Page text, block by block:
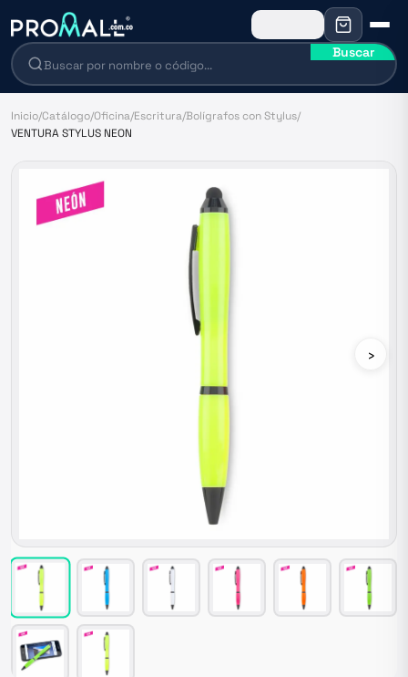
Buscar
Inicio/Catálogo/Oficina/Escritura/Bolígrafos con Stylus/
VENTURA STYLUS NEON
›